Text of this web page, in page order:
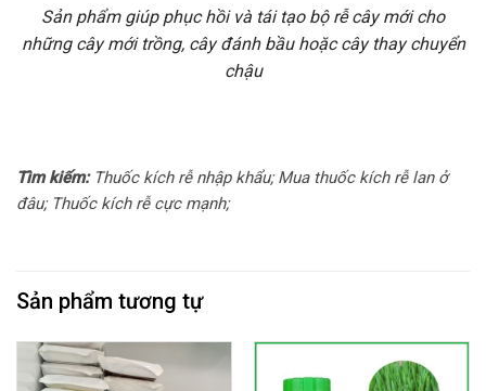
Sản phẩm giúp phục hồi và tái tạo bộ rễ cây mới cho
những cây mới trồng, cây đánh bầu hoặc cây thay chuyển
chậu
Tìm kiếm:Thuốc kích rễ nhập khẩu; Mua thuốc kích rễ lan ở
đâu; Thuốc kích rễ cực mạnh;
Sản phẩm tương tự